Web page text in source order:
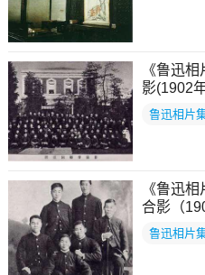
《鲁迅
影(1902
鲁迅相片
《鲁迅
合影（
鲁迅相片